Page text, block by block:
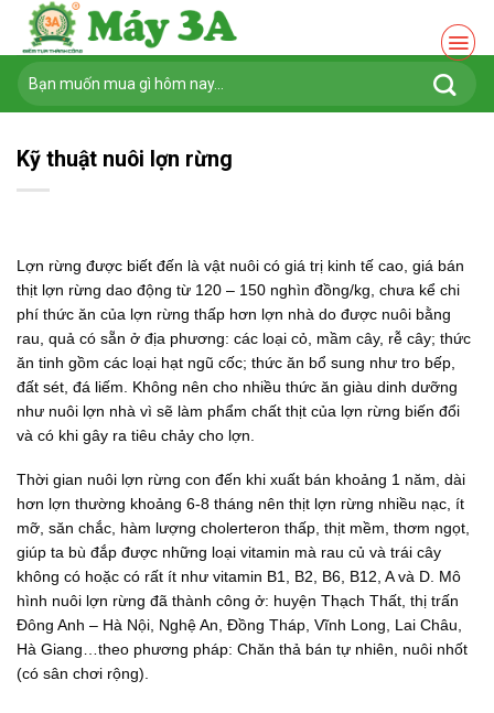
Chuyển
nội
dung
Tìm
kiếm:
Kỹ thuật nuôi lợn rừng
Lợn rừng được biết đến là vật nuôi có giá trị kinh tế cao, giá bán
thịt lợn rừng dao động từ 120 – 150 nghìn đồng/kg, chưa kể chi
phí thức ăn của lợn rừng thấp hơn lợn nhà do được nuôi bằng
rau, quả có sẵn ở địa phương: các loại cỏ, mầm cây, rễ cây; thức
ăn tinh gồm các loại hạt ngũ cốc; thức ăn bổ sung như tro bếp,
đất sét, đá liếm. Không nên cho nhiều thức ăn giàu dinh dưỡng
như nuôi lợn nhà vì sẽ làm phẩm chất thịt của lợn rừng biến đổi
và có khi gây ra tiêu chảy cho lợn.
Thời gian nuôi lợn rừng con đến khi xuất bán khoảng 1 năm, dài
hơn lợn thường khoảng 6-8 tháng nên thịt lợn rừng nhiều nạc, ít
mỡ, săn chắc, hàm lượng cholerteron thấp, thịt mềm, thơm ngọt,
giúp ta bù đắp được những loại vitamin mà rau củ và trái cây
không có hoặc có rất ít như vitamin B1, B2, B6, B12, A và D. Mô
hình nuôi lợn rừng đã thành công ở: huyện Thạch Thất, thị trấn
Đông Anh – Hà Nội, Nghệ An, Đồng Tháp, Vĩnh Long, Lai Châu,
Hà Giang…theo phương pháp: Chăn thả bán tự nhiên, nuôi nhốt
(có sân chơi rộng).